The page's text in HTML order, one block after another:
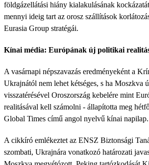
földgázellátási hiány kialakulásának
mennyi ideig tart az orosz szállítások
Eurasia Group stratégái.
Kínai média: Európának új politikai
A vasárnapi népszavazás eredményeként a
Ukrajnától nem lehet kétséges, s ha Moszkva
visszatérésével Oroszország kebelére mint
realitásával kell számolni - állapította meg
Global Times című angol nyelvű kínai napilap.
A cikkíró emlékeztet az ENSZ Biztonsági
szombati, Ukrajnára vonatkozó határozati